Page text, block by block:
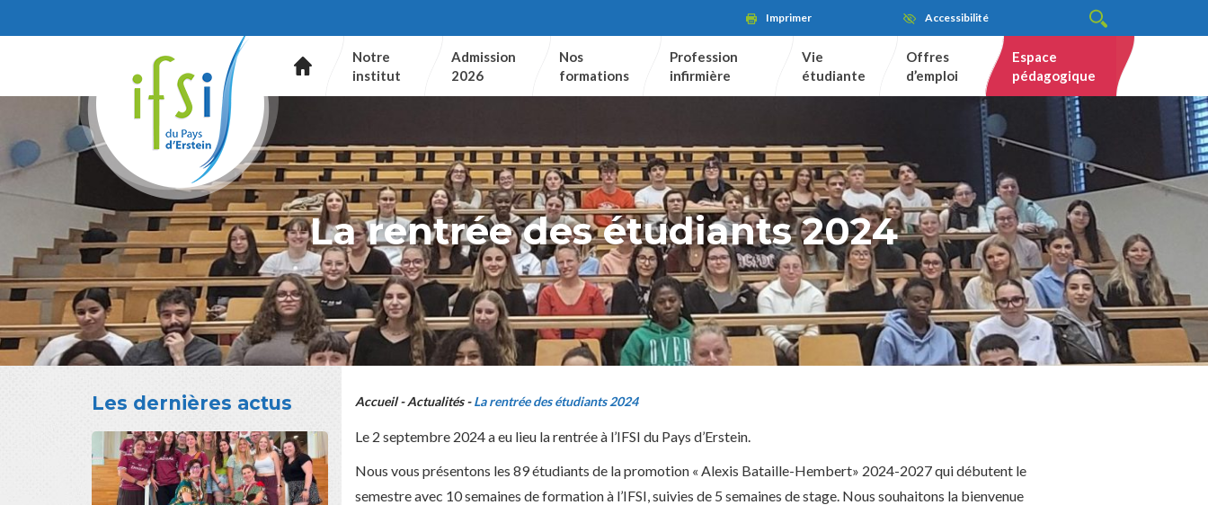
Imprimer Accessibilité
Notre
institut
Admission
2026
Nos
formations
Profession
infirmière
Vie
étudiante
Offres
d’emploi
Espace
pédagogique
La rentrée des étudiants 2024
Accueil Actualités La rentrée des étudiants 2024
Le 2 septembre 2024 a eu lieu la rentrée à l’IFSI du Pays d’Erstein.
Nous vous présentons les 89 étudiants de la promotion « Alexis Bataille-Hembert» 2024-2027 qui débutent le
semestre avec 10 semaines de formation à l’IFSI, suivies de 5 semaines de stage. Nous souhaitons la bienvenue
Les dernières actus